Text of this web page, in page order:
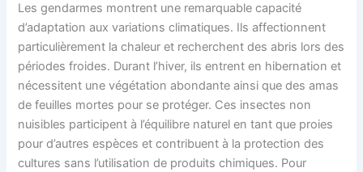
Les gendarmes montrent une remarquable capacité
d’adaptation aux variations climatiques. Ils affectionnent
particulièrement la chaleur et recherchent des abris lors des
périodes froides. Durant l’hiver, ils entrent en hibernation et
nécessitent une végétation abondante ainsi que des amas
de feuilles mortes pour se protéger. Ces insectes non
nuisibles participent à l’équilibre naturel en tant que proies
pour d’autres espèces et contribuent à la protection des
cultures sans l’utilisation de produits chimiques. Pour